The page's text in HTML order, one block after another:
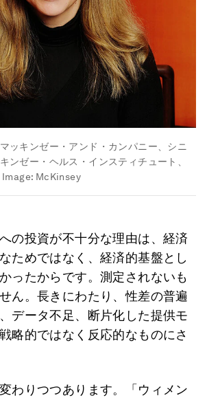
ッキンゼー・アンド・カンパニー、シニ
ンゼー・ヘルス・インスティチュート、
Image: McKinsey
の投資が不十分な理由は、経済
ためではなく、経済的基盤とし
ったからです。測定されないも
ん。長きにわたり、性差の普遍
データ不足、断片化した提供モ
略的ではなく反応的なものにさ
わりつつあります。「ウィメン